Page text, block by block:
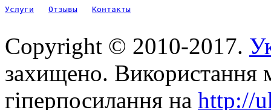
Услуги Отзывы Контакты
Copyright © 2010-2017.
захищено. Використання
гіперпосилання на http://